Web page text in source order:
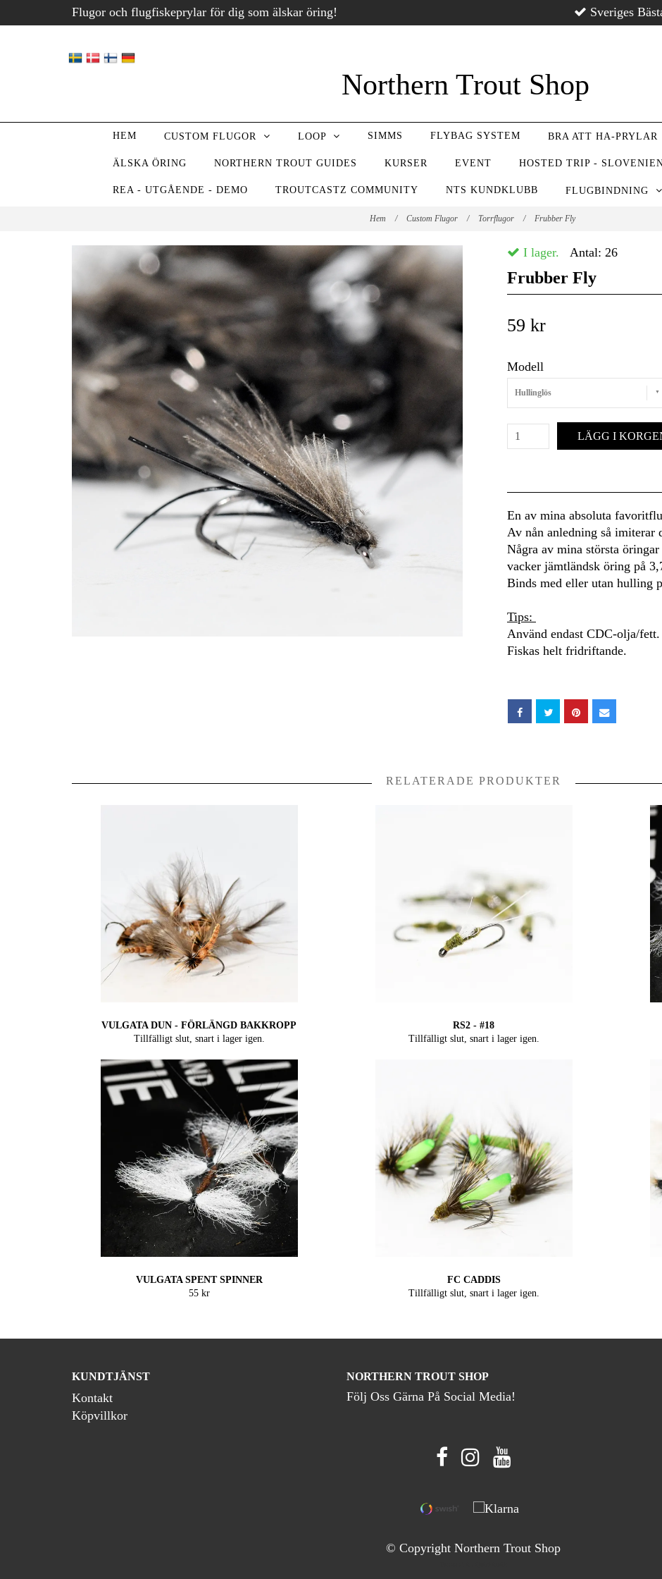
Flugor och flugfiskeprylar för dig som älskar öring! Sveriges
Northern Trout Shop
HEM CUSTOM FLUGOR LOOP SIMMS FLYBAG SYSTEM BRA ATT HA-PRYLAR
ÄLSKA ÖRING NORTHERN TROUT GUIDES KURSER EVENT HOSTED TRIP -
REA - UTGÅENDE - DEMO TROUTCASTZ COMMUNITY NTS KUNDKLUBB FLUGBINDNING
Hem / Custom Flugor / Torrflugor / Frubber Fly
I lager. Antal: 26
Frubber Fly
59 kr
Modell
Hullinglös
LÄGG I
En av mina absoluta
Av nån anledning så imiterar
Några av mina största
vacker jämtländsk öring på
Binds med eller utan hulling
Tips:
Använd endast CDC-olja/fett.
Fiskas helt fridriftande.
RELATERADE PRODUKTER
VULGATA DUN - FÖRLÄNGD BAKKROPP
Tillfälligt slut, snart i lager igen.
RS2 - #18
Tillfälligt slut, snart i lager igen.
VULGATA SPENT SPINNER
55 kr
FC CADDIS
Tillfälligt slut, snart i lager igen.
KUNDTJÄNST
Kontakt
Köpvillkor
NORTHERN TROUT SHOP
Följ Oss Gärna På Social Media!
© Copyright Northern Trout Shop